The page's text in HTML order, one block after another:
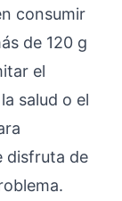
consumir
de 120 g
el
salud o el
disfruta de